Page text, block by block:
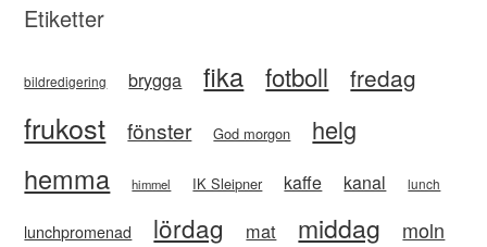
Etiketter
bildredigering brygga fika fotboll fredag
frukost fönster God morgon helg
hemma himmel IK Sleipner kaffe kanal lunch
lunchpromenad lördag mat middag moln